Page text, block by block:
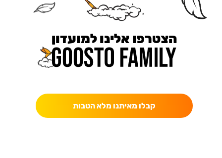
הצטרפו אלינו למועדון
קבלו מאיתנו מלא הטבות